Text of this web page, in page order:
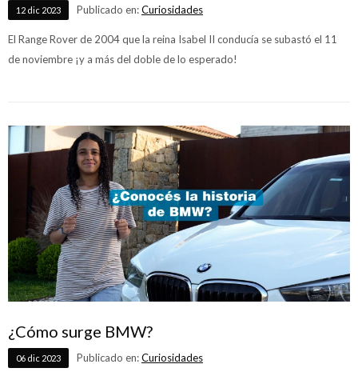
12 dic 2023 Publicado en:Curiosidades
El Range Rover de 2004 que la reina Isabel II conducía se subastó el 11
de noviembre ¡y a más del doble de lo esperado!
¿Cómo surge BMW?
06 dic 2023 Publicado en:Curiosidades